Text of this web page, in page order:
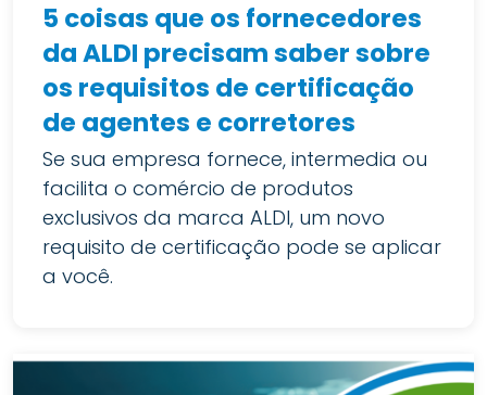
5 coisas que os fornecedores
da ALDI precisam saber sobre
os requisitos de certificação
de agentes e corretores
Se sua empresa fornece, intermedia ou
facilita o comércio de produtos
exclusivos da marca ALDI, um novo
requisito de certificação pode se aplicar
a você.